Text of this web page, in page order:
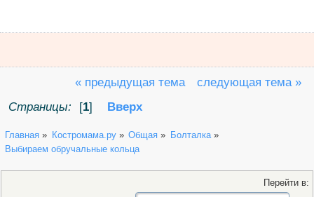
« предыдущая тема
следующая тема »
Страницы:
[1] Вверх
Главная » Костромама.ру» Общая » Болталка»
Выбираем обручальные кольца
Перейти в: